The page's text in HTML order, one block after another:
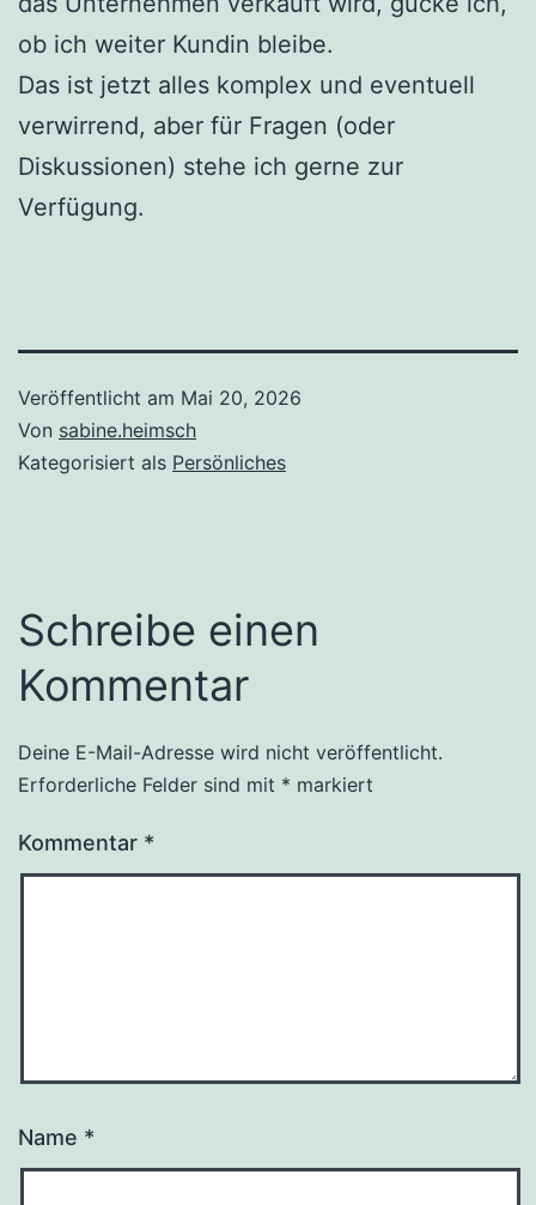
ob ich weiter Kundin bleibe.
Das ist jetzt alles komplex und eventuell
verwirrend, aber für Fragen (oder
Diskussionen) stehe ich gerne zur
Verfügung.
Veröffentlicht am Mai 20, 2026
Von sabine.heimsch
Kategorisiert als Persönliches
Schreibe einen
Kommentar
Deine E-Mail-Adresse wird nicht veröffentlicht.
Erforderliche Felder sind mit * markiert
Kommentar *
Name *